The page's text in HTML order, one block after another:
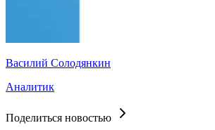
Василий Солодянкин
Аналитик
Поделиться новостью